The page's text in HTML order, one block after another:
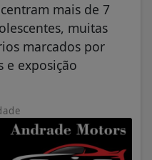
mais de 7
muitas
marcados por
e exposição